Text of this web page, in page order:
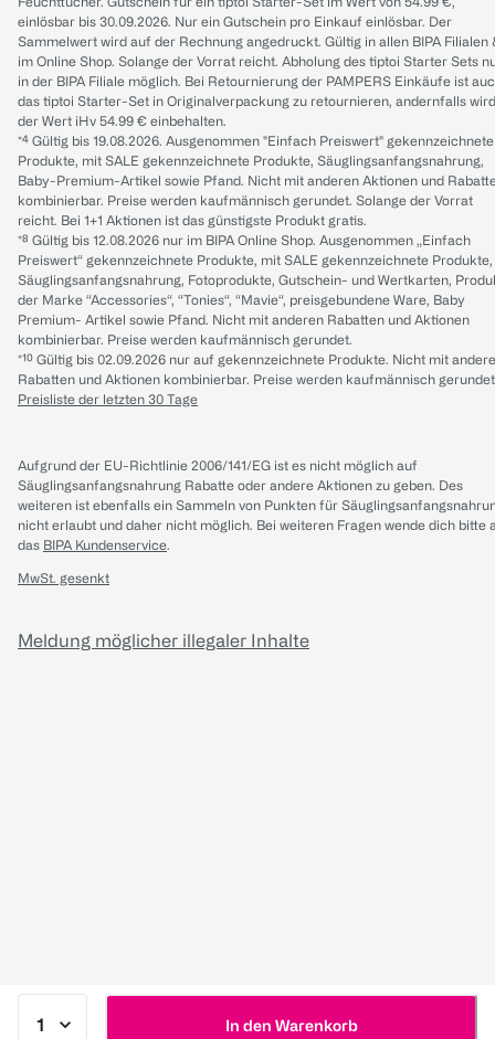
In den Warenkorb
einlösbar bis 30.09.2026. Nur ein Gutschein pro Einkauf einlösbar. Der
Sammelwert wird auf der Rechnung angedruckt. Gültig in allen BIPA Filialen
im Online Shop. Solange der Vorrat reicht. Abholung des tiptoi Starter Sets
in der BIPA Filiale möglich. Bei Retournierung der PAMPERS Einkäufe ist
das tiptoi Starter-Set in Originalverpackung zu retournieren, andernfalls wird
der Wert iHv 54.99 € einbehalten.
*⁴ Gültig bis 19.08.2026. Ausgenommen "Einfach Preiswert" gekennzeichnete
Produkte, mit SALE gekennzeichnete Produkte, Säuglingsanfangsnahrung,
Baby-Premium-Artikel sowie Pfand. Nicht mit anderen Aktionen und
kombinierbar. Preise werden kaufmännisch gerundet. Solange der Vorrat
reicht. Bei 1+1 Aktionen ist das günstigste Produkt gratis.
*⁸ Gültig bis 12.08.2026 nur im BIPA Online Shop. Ausgenommen „Einfach
Preiswert“ gekennzeichnete Produkte, mit SALE gekennzeichnete Produkte,
Säuglingsanfangsnahrung, Fotoprodukte, Gutschein- und Wertkarten,
der Marke “Accessories“, “Tonies“, “Mavie“, preisgebundene Ware, Baby
Premium- Artikel sowie Pfand. Nicht mit anderen Rabatten und Aktionen
kombinierbar. Preise werden kaufmännisch gerundet.
*¹⁰ Gültig bis 02.09.2026 nur auf gekennzeichnete Produkte. Nicht mit
Rabatten und Aktionen kombinierbar. Preise werden kaufmännisch
Preisliste der letzten 30 Tage
Aufgrund der EU-Richtlinie 2006/141/EG ist es nicht möglich auf
Säuglingsanfangsnahrung Rabatte oder andere Aktionen zu geben. Des
weiteren ist ebenfalls ein Sammeln von Punkten für
nicht erlaubt und daher nicht möglich. Bei weiteren Fragen wende dich bitte
das BIPA Kundenservice.
MwSt. gesenkt
Meldung möglicher illegaler Inhalte